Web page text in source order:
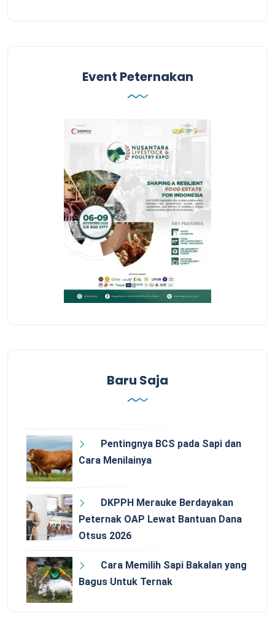
Event Peternakan
Baru Saja
Pentingnya BCS pada Sapi dan
Cara Menilainya
DKPPH Merauke Berdayakan
Peternak OAP Lewat Bantuan Dana
Otsus 2026
Cara Memilih Sapi Bakalan yang
Bagus Untuk Ternak